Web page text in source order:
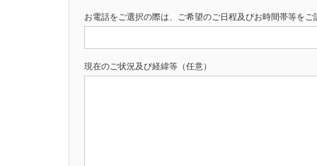
お電話をご選択の際は、ご希望のご日程及びお時間帯等をご
現在のご状況及び経緯等（任意）